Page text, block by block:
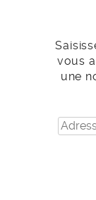
vous
une
e-